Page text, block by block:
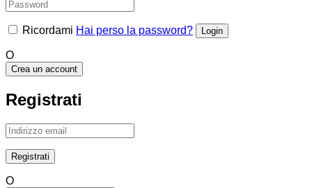
Ricordami Hai perso la password?
O
Crea un account
Registrati
O